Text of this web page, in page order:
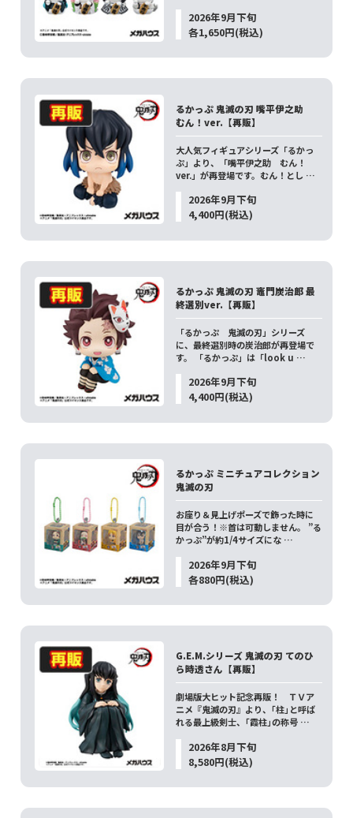
2026年9月下旬
各1,650円(税込)
るかっぷ 鬼滅の刃 嘴平伊之助
むん！ver.【再販】
大人気フィギュアシリーズ「るかっ
ぷ」より、「嘴平伊之助 むん！
ver.」が再登場です。むん！とし …
2026年9月下旬
4,400円(税込)
るかっぷ 鬼滅の刃 竈門炭治郎 最
終選別ver.【再販】
「るかっぷ 鬼滅の刃」シリーズ
に、最終選別時の炭治郎が再登場で
す。 「るかっぷ」は「look u …
2026年9月下旬
4,400円(税込)
るかっぷ ミニチュアコレクション
鬼滅の刃
お座り＆見上げポーズで飾った時に
目が合う！※首は可動しません。 ”る
かっぷ”が約1/4サイズにな …
2026年9月下旬
各880円(税込)
G.E.M.シリーズ 鬼滅の刃 てのひ
ら時透さん【再販】
劇場版大ヒット記念再販！ ＴＶア
ニメ『鬼滅の刃』より、｢柱｣と呼ば
れる最上級剣士、｢霞柱｣の称号 …
2026年8月下旬
8,580円(税込)